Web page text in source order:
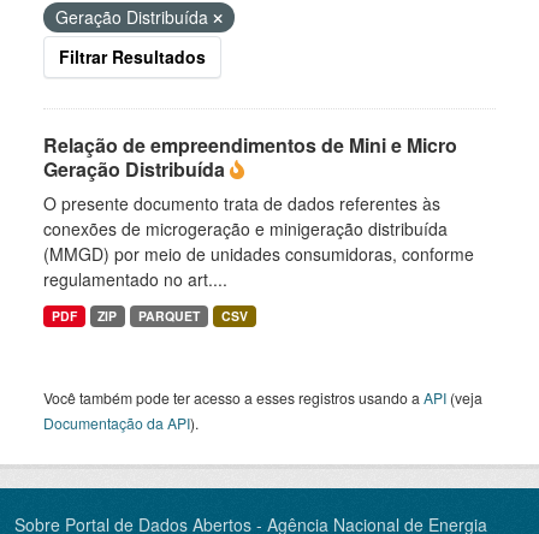
Geração Distribuída
Filtrar Resultados
Relação de empreendimentos de Mini e Micro
Geração Distribuída
O presente documento trata de dados referentes às
conexões de microgeração e minigeração distribuída
(MMGD) por meio de unidades consumidoras, conforme
regulamentado no art....
PDF ZIP PARQUET CSV
Você também pode ter acesso a esses registros usando a API (veja
Documentação da API).
Sobre Portal de Dados Abertos - Agência Nacional de Energia